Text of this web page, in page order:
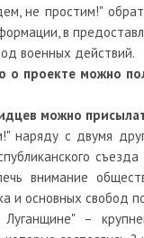
не простим!"
в
военных действий.
можно
можно
наряду с двумя
внимание
и основных свобод
–